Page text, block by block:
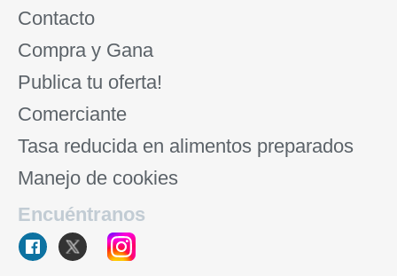
Contacto
Compra y Gana
Publica tu oferta!
Comerciante
Tasa reducida en alimentos preparados
Manejo de cookies
Encuéntranos